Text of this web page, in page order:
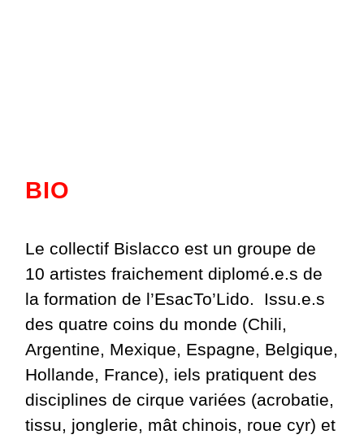
BIO
Le collectif Bislacco est un groupe de
10 artistes fraichement diplomé.e.s de
la formation de l’EsacTo’Lido. Issu.e.s
des quatre coins du monde (Chili,
Argentine, Mexique, Espagne, Belgique,
Hollande, France), iels pratiquent des
disciplines de cirque variées (acrobatie,
tissu, jonglerie, mât chinois, roue cyr) et